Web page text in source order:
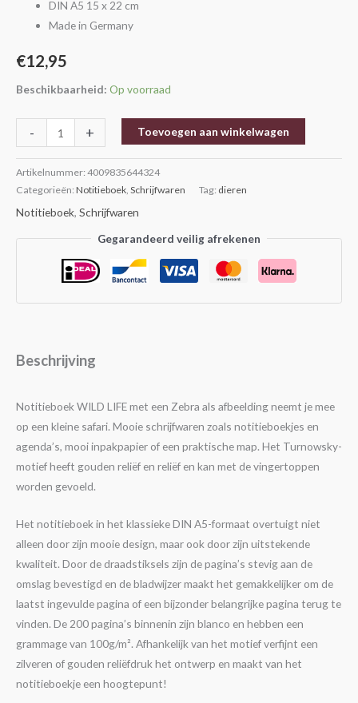
DIN A5 15 x 22 cm
Made in Germany
€12,95
Beschikbaarheid: Op voorraad
-
aantal
+ Toevoegen aan winkelwagen
Artikelnummer: 4009835644324
Categorieën: Notitieboek, Schrijfwaren Tag: dieren
Notitieboek, Schrijfwaren
Gegarandeerd veilig afrekenen
Beschrijving
Notitieboek WILD LIFE met een Zebra als afbeelding neemt je mee
op een kleine safari. Mooie schrijfwaren zoals notitieboekjes en
agenda’s, mooi inpakpapier of een praktische map. Het Turnowsky-
motief heeft gouden reliëf en reliëf en kan met de vingertoppen
worden gevoeld.
Het notitieboek in het klassieke DIN A5-formaat overtuigt niet
alleen door zijn mooie design, maar ook door zijn uitstekende
kwaliteit. Door de draadstiksels zijn de pagina’s stevig aan de
omslag bevestigd en de bladwijzer maakt het gemakkelijker om de
laatst ingevulde pagina of een bijzonder belangrijke pagina terug te
vinden. De 200 pagina’s binnenin zijn blanco en hebben een
grammage van 100g/m². Afhankelijk van het motief verfijnt een
zilveren of gouden reliëfdruk het ontwerp en maakt van het
notitieboekje een hoogtepunt!